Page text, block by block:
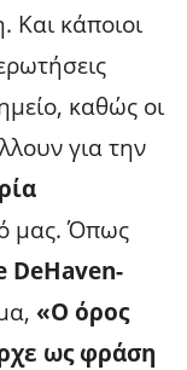
Και κάποιοι
καθώς οι
για την
μας. Όπως
DeHaven-
«Ο όρος
ως φράση